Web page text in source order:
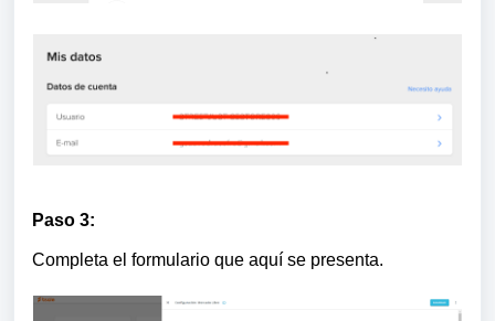
Paso 3:
Completa el formulario que aquí se presenta.